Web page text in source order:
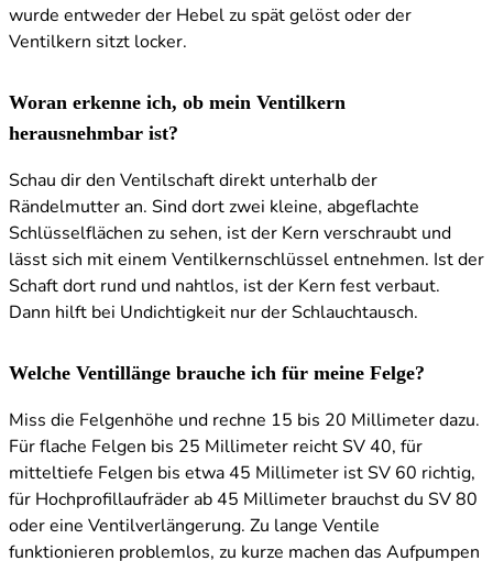
wurde entweder der Hebel zu spät gelöst oder der
Ventilkern sitzt locker.
Woran erkenne ich, ob mein Ventilkern
herausnehmbar ist?
Schau dir den Ventilschaft direkt unterhalb der
Rändelmutter an. Sind dort zwei kleine, abgeflachte
Schlüsselflächen zu sehen, ist der Kern verschraubt und
lässt sich mit einem Ventilkernschlüssel entnehmen. Ist der
Schaft dort rund und nahtlos, ist der Kern fest verbaut.
Dann hilft bei Undichtigkeit nur der Schlauchtausch.
Welche Ventillänge brauche ich für meine Felge?
Miss die Felgenhöhe und rechne 15 bis 20 Millimeter dazu.
Für flache Felgen bis 25 Millimeter reicht SV 40, für
mitteltiefe Felgen bis etwa 45 Millimeter ist SV 60 richtig,
für Hochprofillaufräder ab 45 Millimeter brauchst du SV 80
oder eine Ventilverlängerung. Zu lange Ventile
funktionieren problemlos, zu kurze machen das Aufpumpen